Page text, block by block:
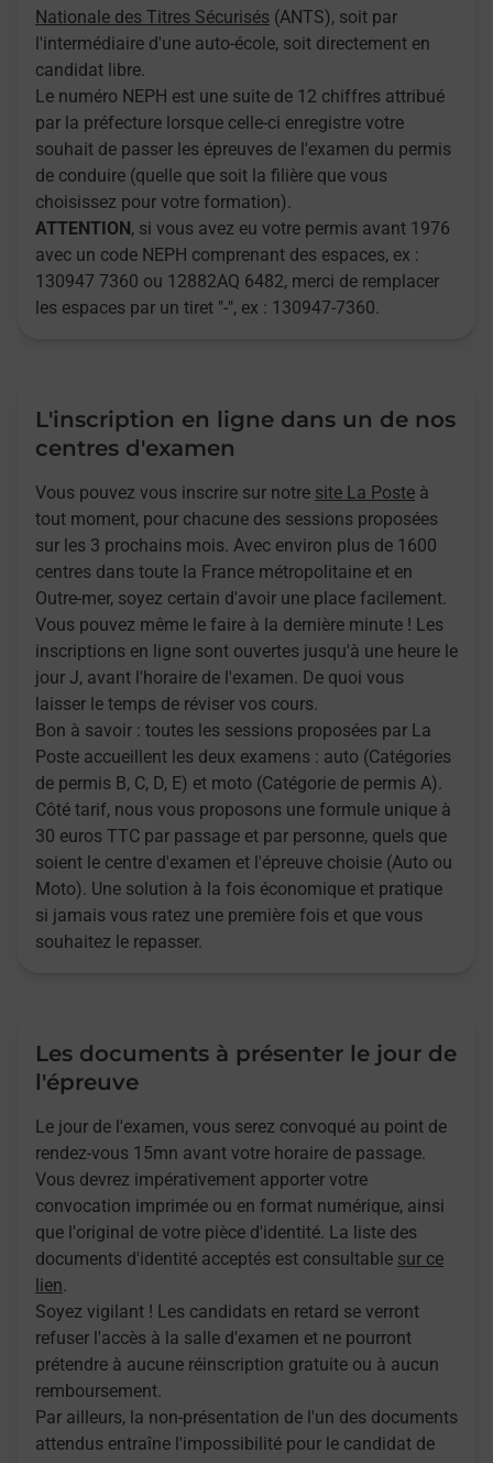
Nationale des Titres Sécurisés (ANTS), soit par
l'intermédiaire d'une auto-école, soit directement en
candidat libre.
Le numéro NEPH est une suite de 12 chiffres attribué
par la préfecture lorsque celle-ci enregistre votre
souhait de passer les épreuves de l'examen du permis
de conduire (quelle que soit la filière que vous
choisissez pour votre formation).
ATTENTION , si vous avez eu votre permis avant 1976
avec un code NEPH comprenant des espaces, ex :
130947 7360 ou 12882AQ 6482, merci de remplacer
les espaces par un tiret "-", ex : 130947-7360.
L'inscription en ligne dans un de nos
centres d'examen
Vous pouvez vous inscrire sur notre site La Poste à
tout moment, pour chacune des sessions proposées
sur les 3 prochains mois. Avec environ plus de 1600
centres dans toute la France métropolitaine et en
Outre-mer, soyez certain d'avoir une place facilement.
Vous pouvez même le faire à la dernière minute ! Les
inscriptions en ligne sont ouvertes jusqu'à une heure le
jour J, avant l'horaire de l'examen. De quoi vous
laisser le temps de réviser vos cours.
Bon à savoir : toutes les sessions proposées par La
Poste accueillent les deux examens : auto (Catégories
de permis B, C, D, E) et moto (Catégorie de permis A).
Côté tarif, nous vous proposons une formule unique à
30 euros TTC par passage et par personne, quels que
soient le centre d'examen et l'épreuve choisie (Auto ou
Moto). Une solution à la fois économique et pratique
si jamais vous ratez une première fois et que vous
souhaitez le repasser.
Les documents à présenter le jour de
l'épreuve
Le jour de l'examen, vous serez convoqué au point de
rendez-vous 15mn avant votre horaire de passage.
Vous devrez impérativement apporter votre
convocation imprimée ou en format numérique, ainsi
que l'original de votre pièce d'identité. La liste des
documents d'identité acceptés est consultable sur ce
lien.
Soyez vigilant ! Les candidats en retard se verront
refuser l'accès à la salle d'examen et ne pourront
prétendre à aucune réinscription gratuite ou à aucun
remboursement.
Par ailleurs, la non-présentation de l'un des documents
attendus entraîne l'impossibilité pour le candidat de